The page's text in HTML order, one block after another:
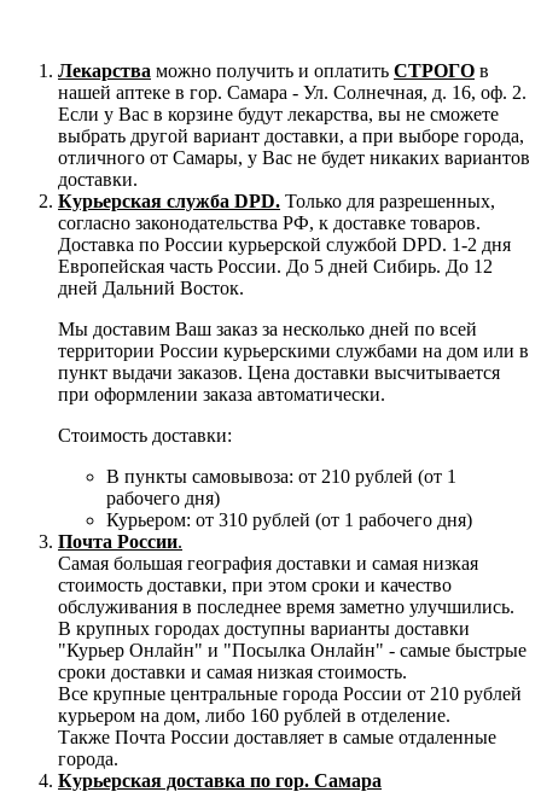
Лекарства можно получить и оплатить СТРОГО в
нашей аптеке в гор. Самара - Ул. Солнечная, д. 16, оф. 2.
Если у Вас в корзине будут лекарства, вы не сможете
выбрать другой вариант доставки, а при выборе города,
отличного от Самары, у Вас не будет никаких вариантов
доставки.
Курьерская служба DPD. Только для разрешенных,
согласно законодательства РФ, к доставке товаров.
Доставка по России курьерской службой DPD. 1-2 дня
Европейская часть России. До 5 дней Сибирь. До 12
дней Дальний Восток.
Мы доставим Ваш заказ за несколько дней по всей
территории России курьерскими службами на дом или в
пункт выдачи заказов. Цена доставки высчитывается
при оформлении заказа автоматически.
Стоимость доставки:
В пункты самовывоза: от 210 рублей (от 1
рабочего дня)
Курьером: от 310 рублей (от 1 рабочего дня)
Почта России.
Самая большая география доставки и самая низкая
стоимость доставки, при этом сроки и качество
обслуживания в последнее время заметно улучшились.
В крупных городах доступны варианты доставки
"Курьер Онлайн" и "Посылка Онлайн" - самые быстрые
сроки доставки и самая низкая стоимость.
Все крупные центральные города России от 210 рублей
курьером на дом, либо 160 рублей в отделение.
Также Почта России доставляет в самые отдаленные
города.
Курьерская доставка по гор. Самара